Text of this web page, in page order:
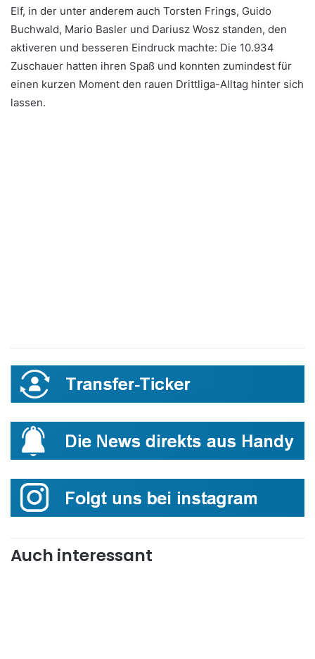
Elf, in der unter anderem auch Torsten Frings, Guido
Buchwald, Mario Basler und Dariusz Wosz standen, den
aktiveren und besseren Eindruck machte: Die 10.934
Zuschauer hatten ihren Spaß und konnten zumindest für
einen kurzen Moment den rauen Drittliga-Alltag hinter sich
lassen.
Auch interessant